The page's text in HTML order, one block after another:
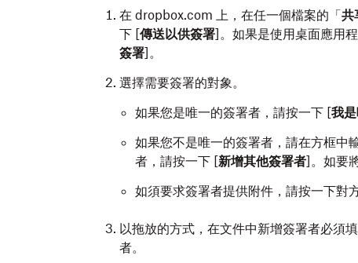
在 dropbox.com 上，在任一個檔案的 「共
下 [傳送以供簽署] 。如果是使用桌面應用
簽署]。
選擇需要簽署的對象。
如果您是唯一的簽署者，請按一下 [我
如果您不是唯一的簽署者，請在方框中
者，請按一下 [新增其他簽署者]。如要
如須要求簽署者提供附件，請按一下對
以拖放的方式，在文件中新增簽署者必須
者。